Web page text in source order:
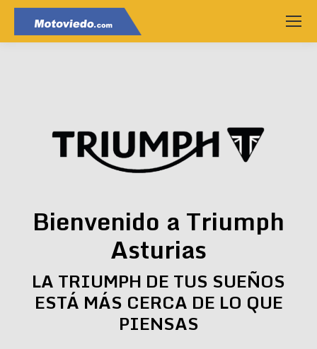
Bienvenido a Triumph
Asturias
LA TRIUMPH DE TUS SUEÑOS
ESTÁ MÁS CERCA DE LO QUE
PIENSAS